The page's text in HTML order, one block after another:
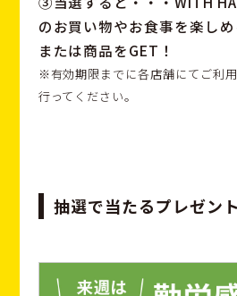
のお買い物やお食事を楽し
または商品をGET！
※有効期限までに各店舗にてご利
行ってください。
抽選で当たるプレゼン